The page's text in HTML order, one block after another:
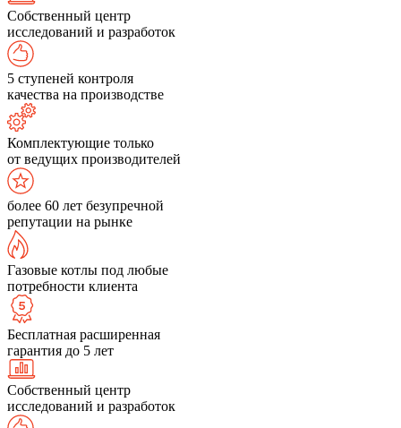
Собственный центр
исследований и разработок
5 ступеней контроля
качества на производстве
Комплектующие только
от ведущих производителей
более 60 лет безупречной
репутации на рынке
Газовые котлы под любые
потребности клиента
Бесплатная расширенная
гарантия до 5 лет
Собственный центр
исследований и разработок